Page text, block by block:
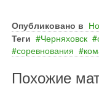
Опубликовано в
Теги
Черняховск
соревнования
Похожие